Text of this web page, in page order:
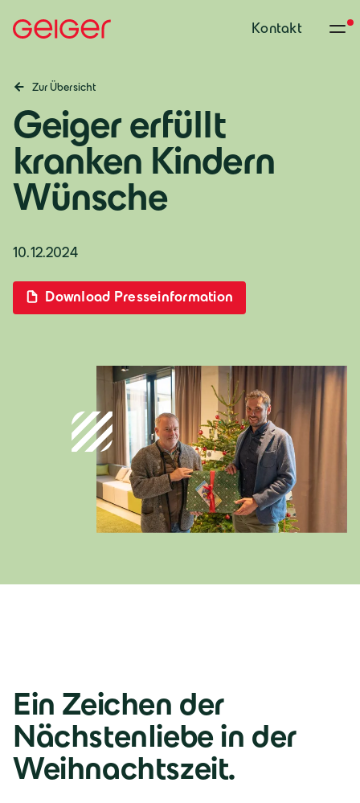
Kontakt
Zur Übersicht
Geiger erfüllt
kranken Kindern
Wünsche
10.12.2024
Download Presseinformation
Ein Zeichen der
Nächstenliebe in der
Weihnachtszeit.
Deutschland
Österreich
Deutsch
Italia
Italiano
România